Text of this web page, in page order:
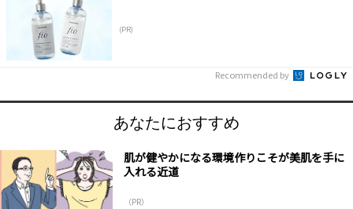
(PR)
Recommended by
あなたにおすすめ
肌が健やかになる環境作りこそが美肌を手に
入れる近道
（PR）